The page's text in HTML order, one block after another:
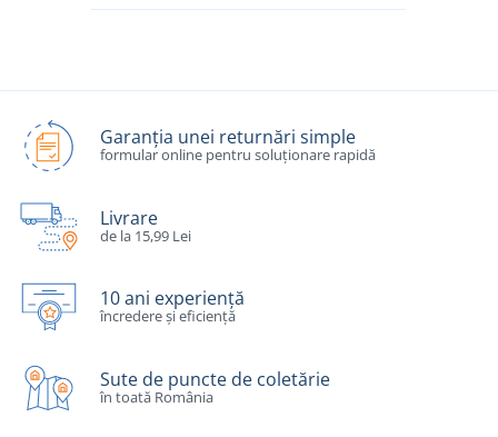
Garanția unei returnări simple
formular online pentru soluționare rapidă
Livrare
de la 15,99 Lei
10 ani experiență
încredere și eficiență
Sute de puncte de coletărie
în toată România